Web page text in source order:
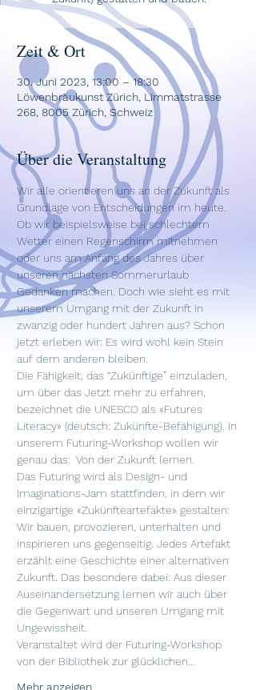
Zeit & Ort
30. Juni 2023, 13:00 – 18:30
Löwenbräukunst Zürich, Limmatstrasse
268, 8005 Zürich, Schweiz
Über die Veranstaltung
Wir alle orientieren uns an der Zukunft als
Grundlage von Entscheidungen im heute.
Ob wir beispielsweise bei schlechtem
Wetter einen Regenschirm mitnehmen
oder uns am Anfang des Jahres über
unseren nächsten Sommerurlaub
Gedanken machen. Doch wie sieht es mit
unserem Umgang mit der Zukunft in
zwanzig oder hundert Jahren aus? Schon
jetzt erleben wir: Es wird wohl kein Stein
auf dem anderen bleiben.
Die Fähigkeit, das “Zukünftige” einzuladen,
um über das Jetzt mehr zu erfahren,
bezeichnet die UNESCO als «Futures
Literacy» (deutsch: Zukünfte-Befähigung). In
unserem Futuring-Workshop wollen wir
genau das:  Von der Zukunft lernen.
Das Futuring wird als Design- und
Imaginations-Jam stattfinden, in dem wir
einzigartige «Zukünfteartefakte» gestalten:
Wir bauen, provozieren, unterhalten und
inspirieren uns gegenseitig. Jedes Artefakt
erzählt eine Geschichte einer alternativen
Zukunft. Das besondere dabei: Aus dieser
Auseinandersetzung lernen wir auch über
die Gegenwart und unseren Umgang mit
Ungewissheit.
Veranstaltet wird der Futuring-Workshop
von der Bibliothek zur glücklichen…
Mehr anzeigen